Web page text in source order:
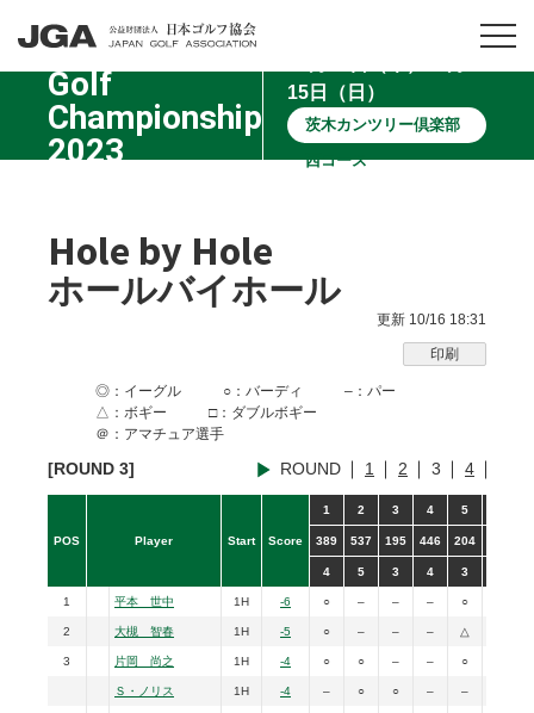
Japan Open
Golf
Championship
2023
15日（日）
茨木カンツリー倶楽部
西コース
Hole by Hole
ホールバイホール
更新 10/16 18:31
印刷
[ROUND 3] ROUND 1 2 3 4
◎ ：イーグル ○ ：バーディ – ：パー
△ ：ボギー □：ダブルボギー
＠：アマチュア選手
POS Player Start Score
1 2 3 4 5
389 537 195 446 204
4 5 3 4 3
1 平本 世中 1H -6 ○ – – – ○
2 大槻 智春 1H -5 ○ – – – △
3 片岡 尚之 1H -4 ○ ○ – – ○
Ｓ・ノリス 1H -4 – ○ ○ – –